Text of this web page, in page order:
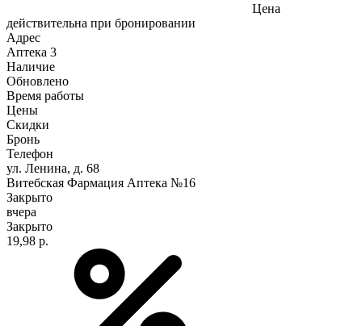
Цена
действительна при бронировании
Адрес
Аптека 3
Наличие
Обновлено
Время работы
Цены
Скидки
Бронь
Телефон
ул. Ленина, д. 68
Витебская Фармация Аптека №16
Закрыто
вчера
Закрыто
19,98 р.